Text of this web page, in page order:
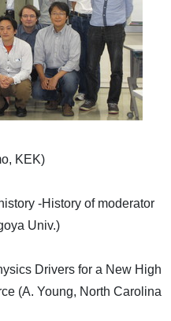
KEK)
-History of moderator
Univ.)
Drivers for a New High
(A. Young, North Carolina